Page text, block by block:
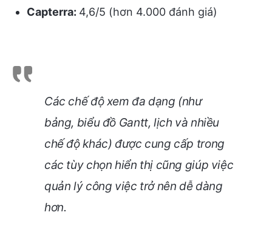
Capterra: 4,6/5 (hơn 4.000 đánh giá)
Các chế độ xem đa dạng (như
bảng, biểu đồ Gantt, lịch và nhiều
chế độ khác) được cung cấp trong
các tùy chọn hiển thị cũng giúp việc
quản lý công việc trở nên dễ dàng
hơn.